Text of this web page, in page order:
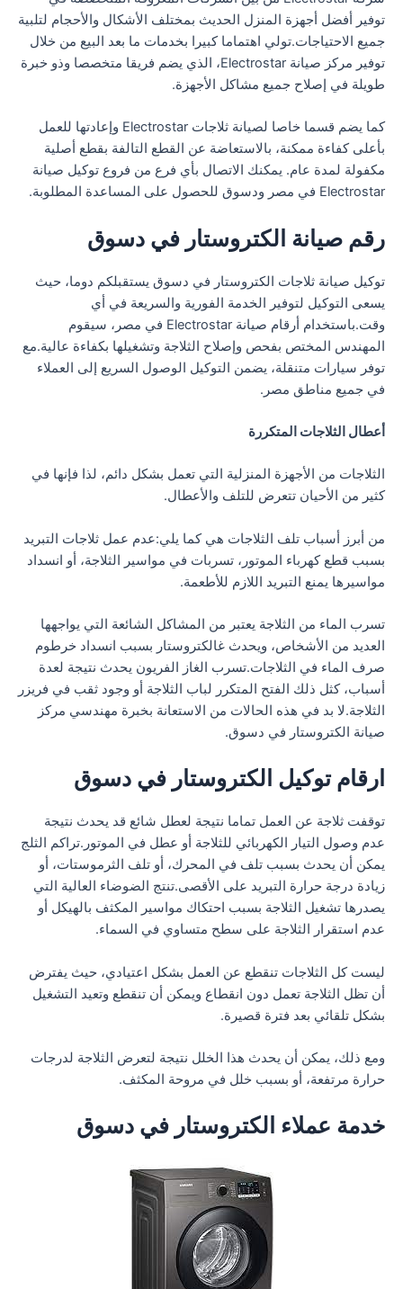
توفير أفضل أجهزة المنزل الحديث بمختلف الأشكال والأحجام لتلبية
جميع الاحتياجات.تولي اهتماما كبيرا بخدمات ما بعد البيع من خلال
توفير مركز صيانة Electrostar، الذي يضم فريقا متخصصا وذو خبرة
طويلة في إصلاح جميع مشاكل الأجهزة.
كما يضم قسما خاصا لصيانة ثلاجات Electrostar وإعادتها للعمل
بأعلى كفاءة ممكنة، بالاستعاضة عن القطع التالفة بقطع أصلية
مكفولة لمدة عام. يمكنك الاتصال بأي فرع من فروع توكيل صيانة
Electrostar في مصر ودسوق للحصول على المساعدة المطلوبة.
رقم صيانة الكتروستار في دسوق
توكيل صيانة ثلاجات الكتروستار في دسوق يستقبلكم دوما، حيث
يسعى التوكيل لتوفير الخدمة الفورية والسريعة في أي
وقت.باستخدام أرقام صيانة Electrostar في مصر، سيقوم
المهندس المختص بفحص وإصلاح الثلاجة وتشغيلها بكفاءة عالية.مع
توفر سيارات متنقلة، يضمن التوكيل الوصول السريع إلى العملاء
في جميع مناطق مصر.
أعطال الثلاجات المتكررة
الثلاجات من الأجهزة المنزلية التي تعمل بشكل دائم، لذا فإنها في
كثير من الأحيان تتعرض للتلف والأعطال.
من أبرز أسباب تلف الثلاجات هي كما يلي:عدم عمل ثلاجات التبريد
بسبب قطع كهرباء الموتور، تسربات في مواسير الثلاجة، أو انسداد
مواسيرها يمنع التبريد اللازم للأطعمة.
تسرب الماء من الثلاجة يعتبر من المشاكل الشائعة التي يواجهها
العديد من الأشخاص، ويحدث غالكتروستار بسبب انسداد خرطوم
صرف الماء في الثلاجات.تسرب الغاز الفريون يحدث نتيجة لعدة
أسباب، كثل ذلك الفتح المتكرر لباب الثلاجة أو وجود ثقب في فريزر
الثلاجة.لا بد في هذه الحالات من الاستعانة بخبرة مهندسي مركز
صيانة الكتروستار في دسوق.
ارقام توكيل الكتروستار في دسوق
توقفت ثلاجة عن العمل تماما نتيجة لعطل شائع قد يحدث نتيجة
عدم وصول التيار الكهربائي للثلاجة أو عطل في الموتور.تراكم الثلج
يمكن أن يحدث بسبب تلف في المحرك، أو تلف الثرموستات، أو
زيادة درجة حرارة التبريد على الأقصى.تنتج الضوضاء العالية التي
يصدرها تشغيل الثلاجة بسبب احتكاك مواسير المكثف بالهيكل أو
عدم استقرار الثلاجة على سطح متساوي في السماء.
ليست كل الثلاجات تنقطع عن العمل بشكل اعتيادي، حيث يفترض
أن تظل الثلاجة تعمل دون انقطاع ويمكن أن تنقطع وتعيد التشغيل
بشكل تلقائي بعد فترة قصيرة.
ومع ذلك، يمكن أن يحدث هذا الخلل نتيجة لتعرض الثلاجة لدرجات
حرارة مرتفعة، أو بسبب خلل في مروحة المكثف.
خدمة عملاء الكتروستار في دسوق